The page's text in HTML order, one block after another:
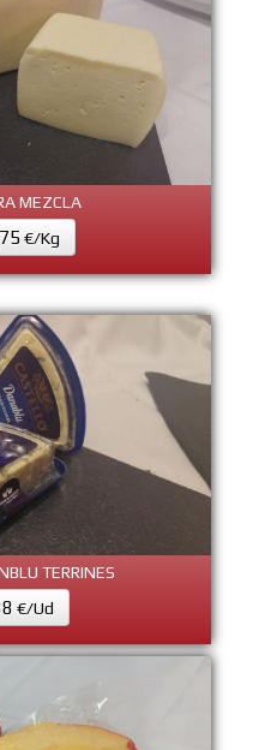
MEZCLA
€/Kg
TERRINES
€/Ud